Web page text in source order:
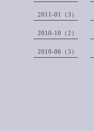
2011-01（3）
2010-10（2）
2010-06（3）